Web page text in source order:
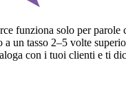
funziona solo per
a un tasso 2–5 volte
con i tuoi clienti e ti